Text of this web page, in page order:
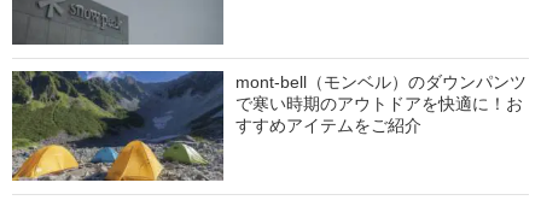
mont-bell（モンベル）のダウンパンツ
で寒い時期のアウトドアを快適に！お
すすめアイテムをご紹介